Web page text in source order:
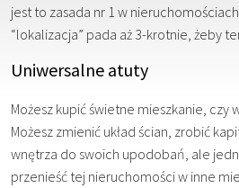
jest to zasada nr 1 w
“lokalizacja” pada aż 3-krotnie, żeby
Uniwersalne atuty
Możesz kupić świetne mieszkanie, czy
Możesz zmienić układ ścian, zrobić
wnętrza do swoich upodobań, ale
przenieść tej nieruchomości w inne